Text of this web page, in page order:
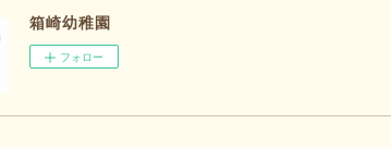
箱崎幼稚園
フォロー